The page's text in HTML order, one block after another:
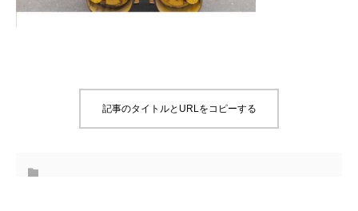
記事のタイトルとURLをコピーする